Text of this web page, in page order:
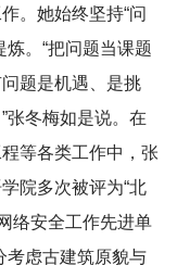
。她始终坚持“问
。“把问题当课题
题是机遇、是挑
张冬梅如是说。在
等各类工作中， 张
院多次被评为“北
络安全工作先进单
考虑古建筑原貌与